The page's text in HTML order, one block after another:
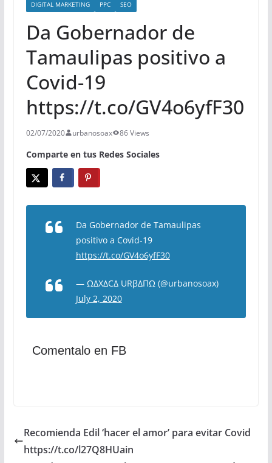
DIGITAL MARKETING PPC SEO
Da Gobernador de
Tamaulipas positivo a
Covid-19
https://t.co/GV4o6yfF30
02/07/2020 urbanosoax 86 Views
Comparte en tus Redes Sociales
Da Gobernador de Tamaulipas
positivo a Covid-19
https://t.co/GV4o6yfF30
— ΩΔXΔCΔ URβΔΠΩ (@urbanosoax)
July 2, 2020
Comentalo en FB
Recomienda Edil ‘hacer el amor’ para evitar Covid
https://t.co/l27Q8HUain